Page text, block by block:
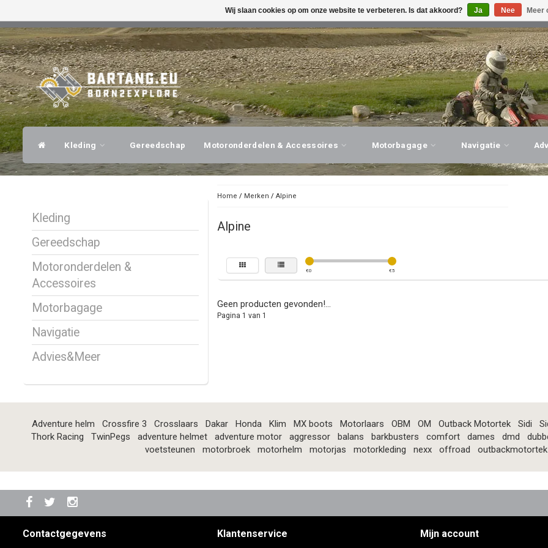
DESKUNDIG ADVIES, PERSOONLIJKE SERVICE! BEZOEK ONZE
Kleding Gereedschap Motoronderdelen & Accessoires Motorbagage Navigatie
Kleding
Gereedschap
Motoronderdelen &
Accessoires
Motorbagage
Navigatie
Advies&Meer
Home / Merken / Alpine
Alpine
€0 €5
Geen producten gevonden!...
Pagina 1 van 1
Adventure helm Crossfire 3 Crosslaars Dakar Honda Klim MX boots Motorlaars OBM OM Outback Motortek Sidi
Thork Racing
TwinPegs adventure helmet adventure motor aggressor balans barkbusters comfort dames dmd
voetsteunen
motorbroek motorhelm motorjas motorkleding nexx offroad outbackmotortek
Contactgegevens Klantenservice Mijn account
Wij slaan cookies op om onze website te verbeteren. Is dat akkoord? Ja Nee Meer